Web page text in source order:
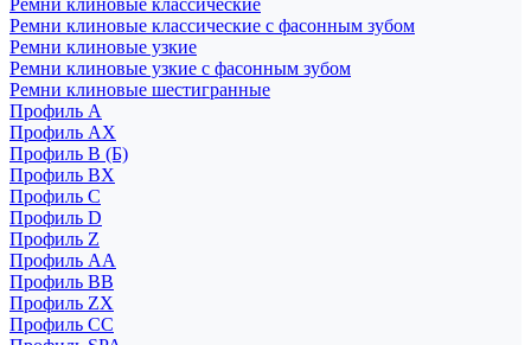
Ремни клиновые классические
Ремни клиновые классические с фасонным зубом
Ремни клиновые узкие
Ремни клиновые узкие с фасонным зубом
Ремни клиновые шестигранные
Профиль A
Профиль AX
Профиль B (Б)
Профиль BX
Профиль C
Профиль D
Профиль Z
Профиль АА
Профиль BB
Профиль ZX
Профиль CC